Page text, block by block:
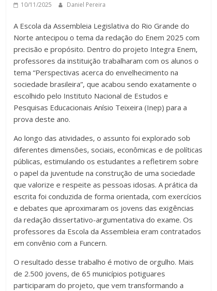
10/11/2025 Daniel Pereira
A Escola da Assembleia Legislativa do Rio Grande do
Norte antecipou o tema da redação do Enem 2025 com
precisão e propósito. Dentro do projeto Integra Enem,
professores da instituição trabalharam com os alunos o
tema “Perspectivas acerca do envelhecimento na
sociedade brasileira”, que acabou sendo exatamente o
escolhido pelo Instituto Nacional de Estudos e
Pesquisas Educacionais Anísio Teixeira (Inep) para a
prova deste ano.
Ao longo das atividades, o assunto foi explorado sob
diferentes dimensões, sociais, econômicas e de políticas
públicas, estimulando os estudantes a refletirem sobre
o papel da juventude na construção de uma sociedade
que valorize e respeite as pessoas idosas. A prática da
escrita foi conduzida de forma orientada, com exercícios
e debates que aproximaram os jovens das exigências
da redação dissertativo-argumentativa do exame. Os
professores da Escola da Assembleia eram contratados
em convênio com a Funcern.
O resultado desse trabalho é motivo de orgulho. Mais
de 2.500 jovens, de 65 municípios potiguares
participaram do projeto, que vem transformando a